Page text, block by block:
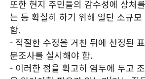
또한 현지 주민들의 감수성에 상처
는 등 확실히 하기 위해 일단 소규
함.
- 적절한 수정을 거친 뒤에 선정된
문조사를 실시해야 함.
- 이러한 점을 확고히 염두에 두고